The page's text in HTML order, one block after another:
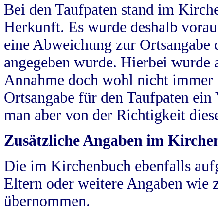
Bei den Taufpaten stand im
Herkunft. Es wurde deshalb
eine Abweichung zur
angegeben wurde. Hierbei wurde
Annahme doch wohl nicht
Ortsangabe für den Taufpaten
man aber von der Richtigkeit
Zusätzliche Angaben im
Die im Kirchenbuch ebenfalls
Eltern oder weitere Angaben wie
übernommen.